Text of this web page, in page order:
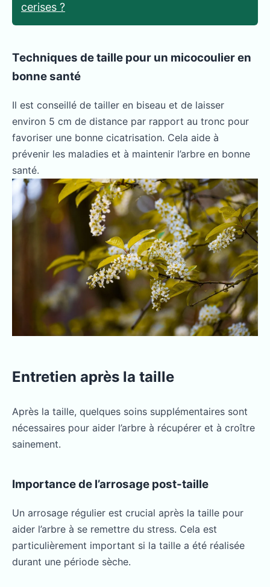
cerises ?
Techniques de taille pour un micocoulier en
bonne santé
Il est conseillé de tailler en biseau et de laisser
environ 5 cm de distance par rapport au tronc pour
favoriser une bonne cicatrisation. Cela aide à
prévenir les maladies et à maintenir l’arbre en bonne
santé.
Entretien après la taille
Après la taille, quelques soins supplémentaires sont
nécessaires pour aider l’arbre à récupérer et à croître
sainement.
Importance de l’arrosage post-taille
Un arrosage régulier est crucial après la taille pour
aider l’arbre à se remettre du stress. Cela est
particulièrement important si la taille a été réalisée
durant une période sèche.